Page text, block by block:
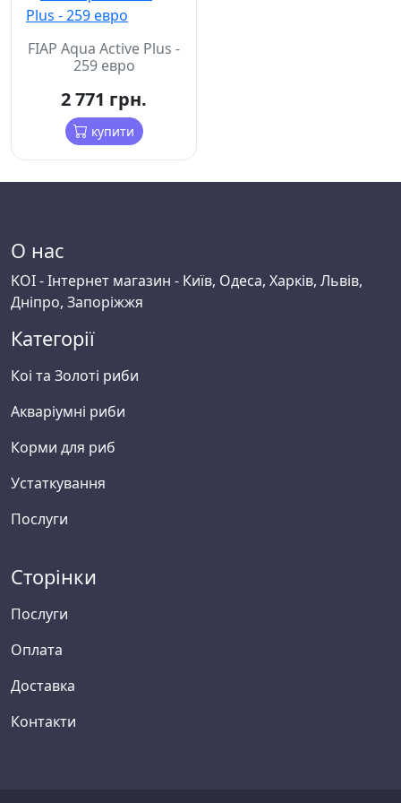
FIAP Aqua Active Plus -
259 евро
2 771 грн.
купити
О нас
KOI - Інтернет магазин - Київ, Одеса, Харків, Львів,
Дніпро, Запоріжжя
Категорії
Коі та Золоті риби
Акваріумні риби
Корми для риб
Устаткування
Послуги
Сторінки
Послуги
Оплата
Доставка
Контакти